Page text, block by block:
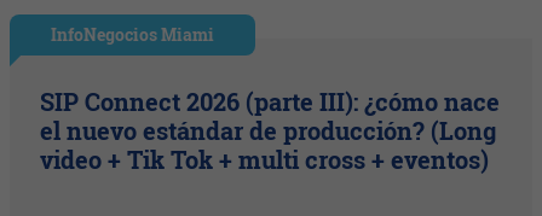
InfoNegocios Miami
SIP Connect 2026 (parte III): ¿cómo nace
el nuevo estándar de producción? (Long
video + Tik Tok + multi cross + eventos)